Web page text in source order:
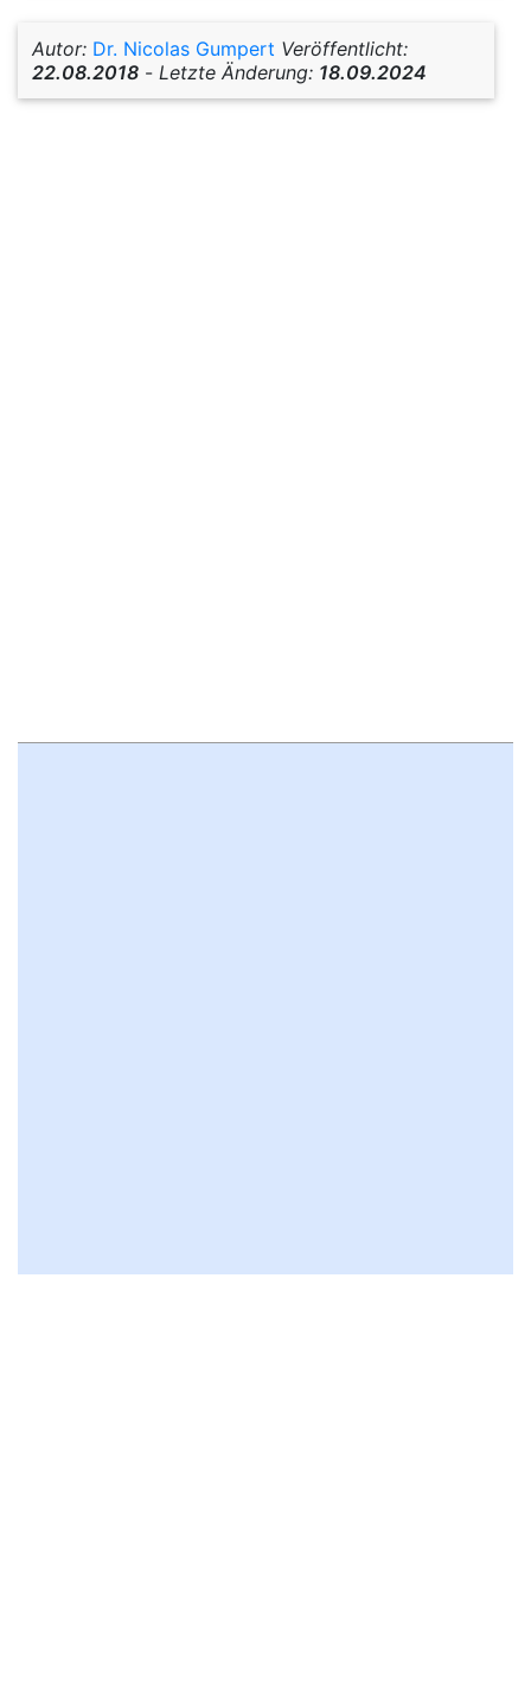
Autor: Dr. Nicolas Gumpert Veröffentlicht:
22.08.2018 - Letzte Änderung: 18.09.2024